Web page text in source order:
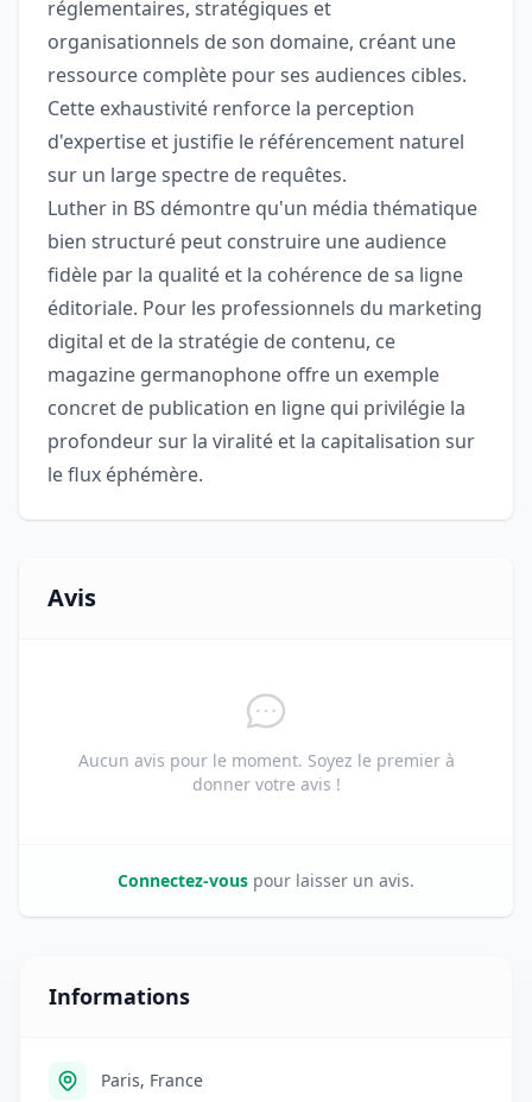
réglementaires, stratégiques et
organisationnels de son domaine, créant une
ressource complète pour ses audiences cibles.
Cette exhaustivité renforce la perception
d'expertise et justifie le référencement naturel
sur un large spectre de requêtes.
Luther in BS démontre qu'un média thématique
bien structuré peut construire une audience
fidèle par la qualité et la cohérence de sa ligne
éditoriale. Pour les professionnels du marketing
digital et de la stratégie de contenu, ce
magazine germanophone offre un exemple
concret de publication en ligne qui privilégie la
profondeur sur la viralité et la capitalisation sur
le flux éphémère.
Avis
Aucun avis pour le moment. Soyez le premier à
donner votre avis !
Connectez-vous pour laisser un avis.
Informations
Paris, France